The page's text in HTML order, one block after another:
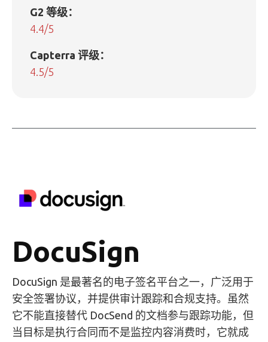
G2 等级：
4.4/5
Capterra 评级：
4.5/5
DocuSign
DocuSign 是最著名的电子签名平台之一，广泛用于
安全签署协议，并提供审计跟踪和合规支持。虽然
它不能直接替代 DocSend 的文档参与跟踪功能，但
当目标是执行合同而不是监控内容消费时，它就成